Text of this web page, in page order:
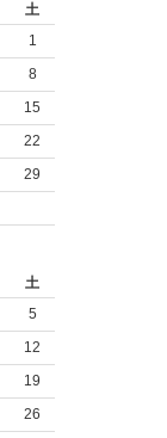
土
1
8
15
22
29
土
5
12
19
26